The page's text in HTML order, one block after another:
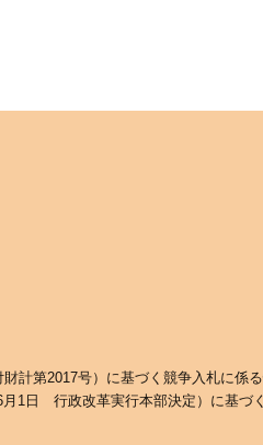
計第2017号）に基づく競争入札に係
1日 行政改革実行本部決定）に基づ